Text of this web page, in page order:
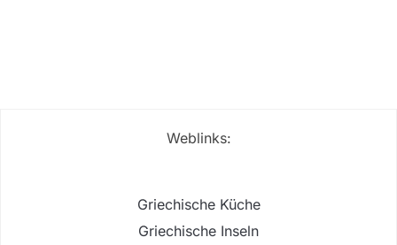
Weblinks:
Griechische Küche
Griechische Inseln